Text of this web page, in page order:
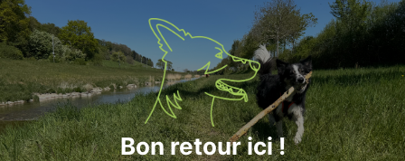
Bon retour ici !